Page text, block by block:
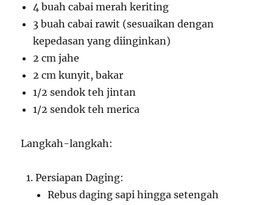
4 buah cabai merah keriting
3 buah cabai rawit (sesuaikan dengan
kepedasan yang diinginkan)
2 cm jahe
2 cm kunyit, bakar
1/2 sendok teh jintan
1/2 sendok teh merica
Langkah-langkah:
Persiapan Daging:
Rebus daging sapi hingga setengah